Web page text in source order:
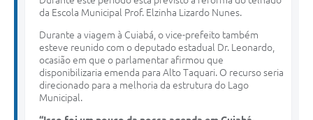
da Escola Municipal Prof. Elzinha Lizardo Nunes.
Durante a viagem à Cuiabá, o vice-prefeito também
esteve reunido com o deputado estadual Dr. Leonardo,
ocasião em que o parlamentar afirmou que
disponibilizaria emenda para Alto Taquari. O recurso seria
direcionado para a melhoria da estrutura do Lago
Municipal.